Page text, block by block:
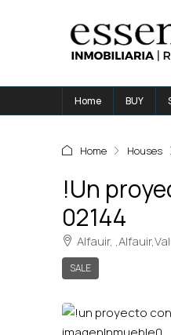
Home BUY
Home Houses
!Un
02144
Alfauir,
SALE